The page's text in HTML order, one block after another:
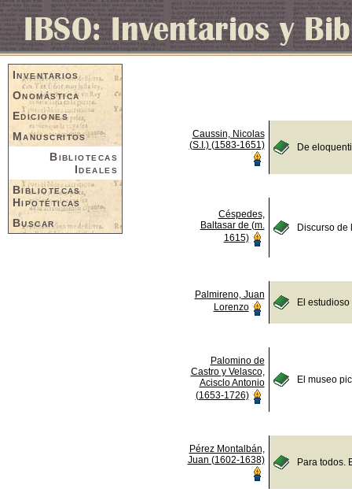
Inventarios
Onomástica
Ediciones
Manuscritos
Bibliotecas
Ideales
Bibliotecas
Hipotéticas
Buscar
Caussin, Nicolas
(S.I.) (1583-1651)
De
Céspedes,
Baltasar de (m.
1615)
Discurso de
Palmireno, Juan
Lorenzo
El
Palomino de
Castro y Velasco,
Acisclo Antonio
(1653-1726)
El museo
Pérez Montalbán,
Juan (1602-1638)
Para todos.